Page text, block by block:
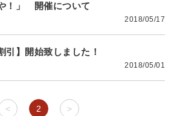
！」 開催について
2018/05/17
引】開始致しました！
2018/05/01
< 2 >